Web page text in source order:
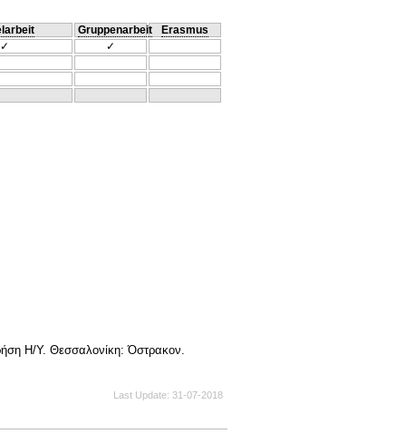
Gruppenarbeit
Erasmus
✓
✓
Η/Υ. Θεσσαλονίκη: Όστρακον.
Last Update 31-07-2018